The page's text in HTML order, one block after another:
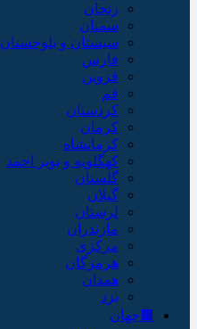
زنجان
سمنان
سیستان و بلوچستان
فارس
قزوین
قم
کردستان
کرمان
کرمانشاه
کهگلویه و بویر احمد
گلستان
گیلان
لرستان
مازندران
مرکزی
هرمزگان
همدان
یزد
🟫جهان